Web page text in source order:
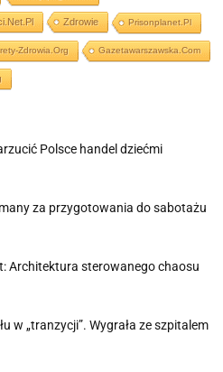
Zdrowie Prisonplanet.pl
Zdrowia.org Gazetawarszawska.com
Polsce handel dziećmi
za przygotowania do sabotażu
Architektura sterowanego chaosu
w „tranzycji”. Wygrała ze szpitalem